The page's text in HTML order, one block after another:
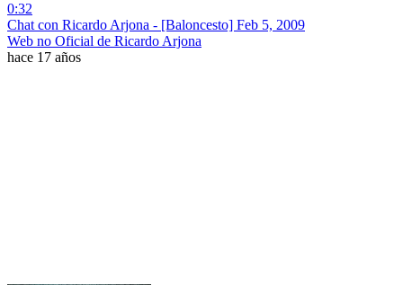
0:32
Chat con Ricardo Arjona - [Baloncesto] Feb 5, 2009
Web no Oficial de Ricardo Arjona
hace 17 años